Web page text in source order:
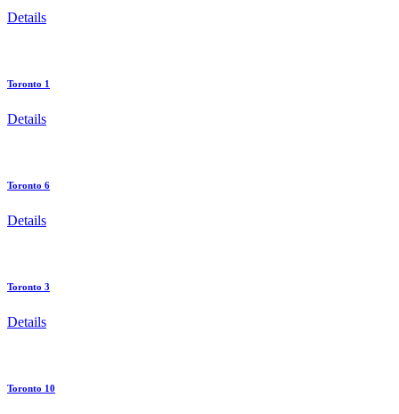
Details
Toronto 1
Details
Toronto 6
Details
Toronto 3
Details
Toronto 10